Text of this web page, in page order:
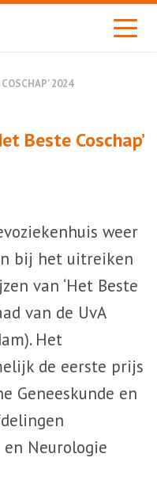
2024
Beste Coschap’
weer
bij het uitreiken
van ‘Het Beste
van de UvA
Het
de eerste prijs
Geneeskunde en
en Neurologie